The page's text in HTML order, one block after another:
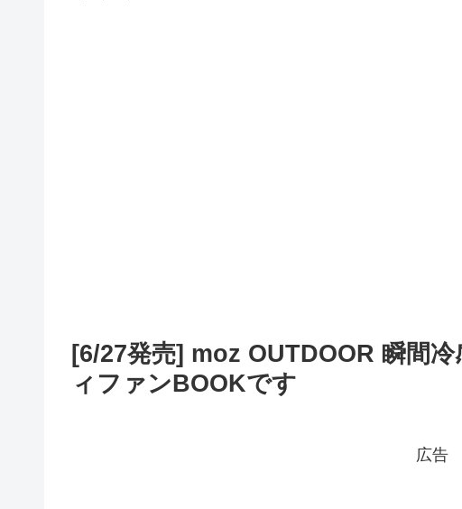
[6/27発売] moz OUTDOOR 瞬間
ィファンBOOKです
広告